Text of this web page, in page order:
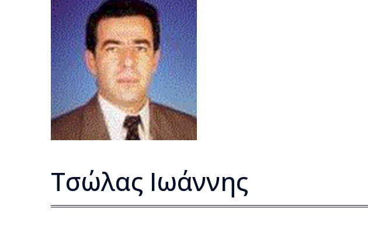
Τσώλας Ιωάννης